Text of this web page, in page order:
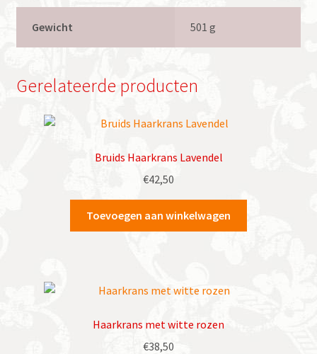
Gewicht 501 g
Gerelateerde producten
Bruids Haarkrans Lavendel
€42,50
Toevoegen aan winkelwagen
Haarkrans met witte rozen
€38,50